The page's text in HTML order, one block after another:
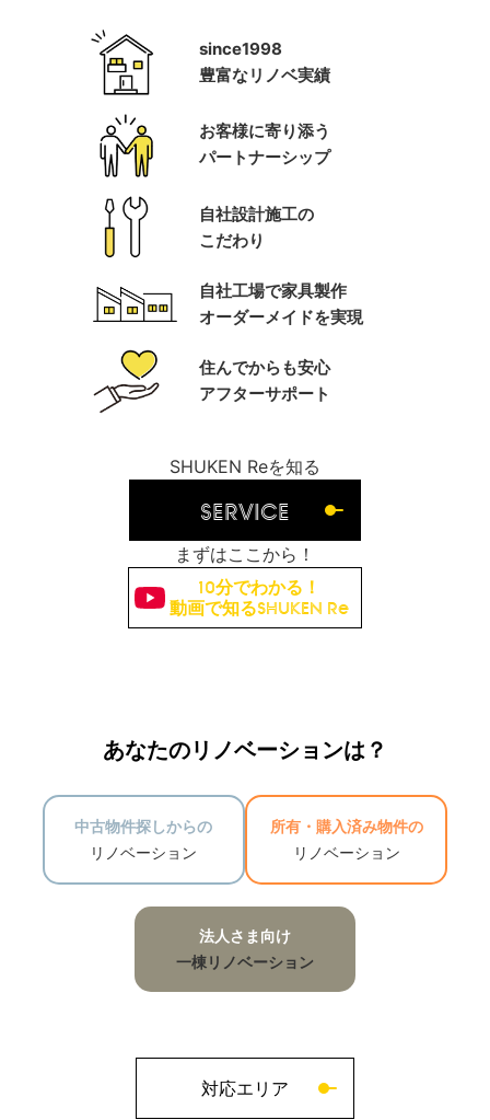
since1998
豊富なリノベ実績
お客様に寄り添う
パートナーシップ
自社設計施工の
こだわり
自社工場で家具製作
オーダーメイドを実現
住んでからも安心
アフターサポート
SHUKEN Reを知る
SERVICE
まずはここから！
10分でわかる！
動画で知るSHUKEN Re
あなたのリノベーションは？
中古物件探しからの
リノベーション
所有・購入済み物件の
リノベーション
法人さま向け
一棟リノベーション
対応エリア